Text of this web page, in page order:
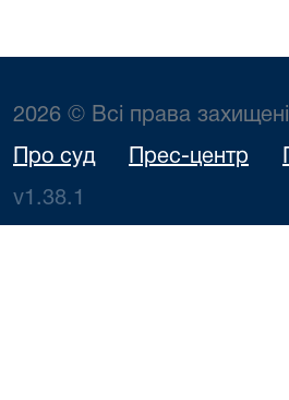
2026 © Всі права захищені
Про суд Прес-центр
v1.38.1